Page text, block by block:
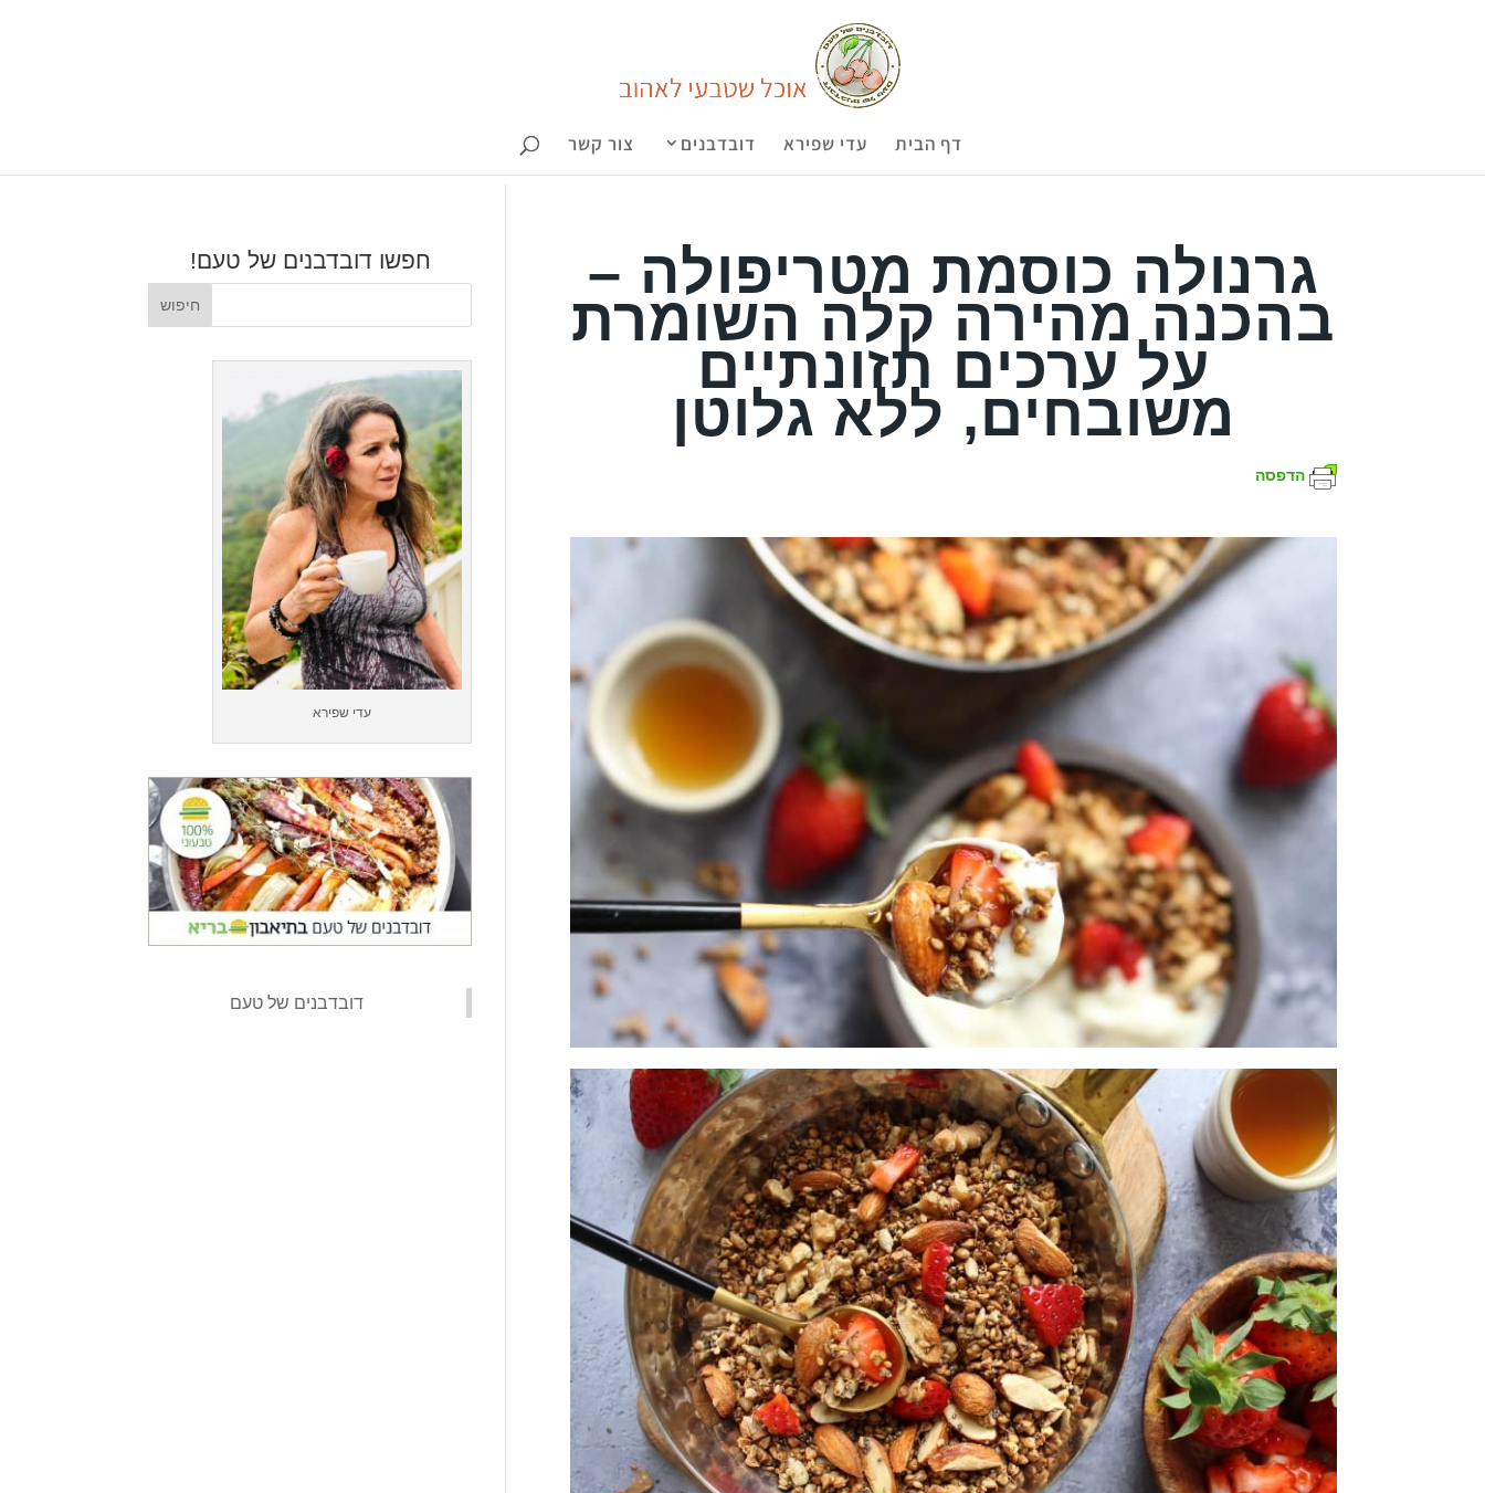
דף הבית עדי שפירא דובדבנים צור קשר
גרנולה כוסמת מטריפולה –
בהכנה מהירה קלה השומרת
על ערכים תזונתיים
משובחים, ללא גלוטן
הדפסה
חפשו דובדבנים של טעם!
עדי שפירא
‏דובדבנים של טעם‏